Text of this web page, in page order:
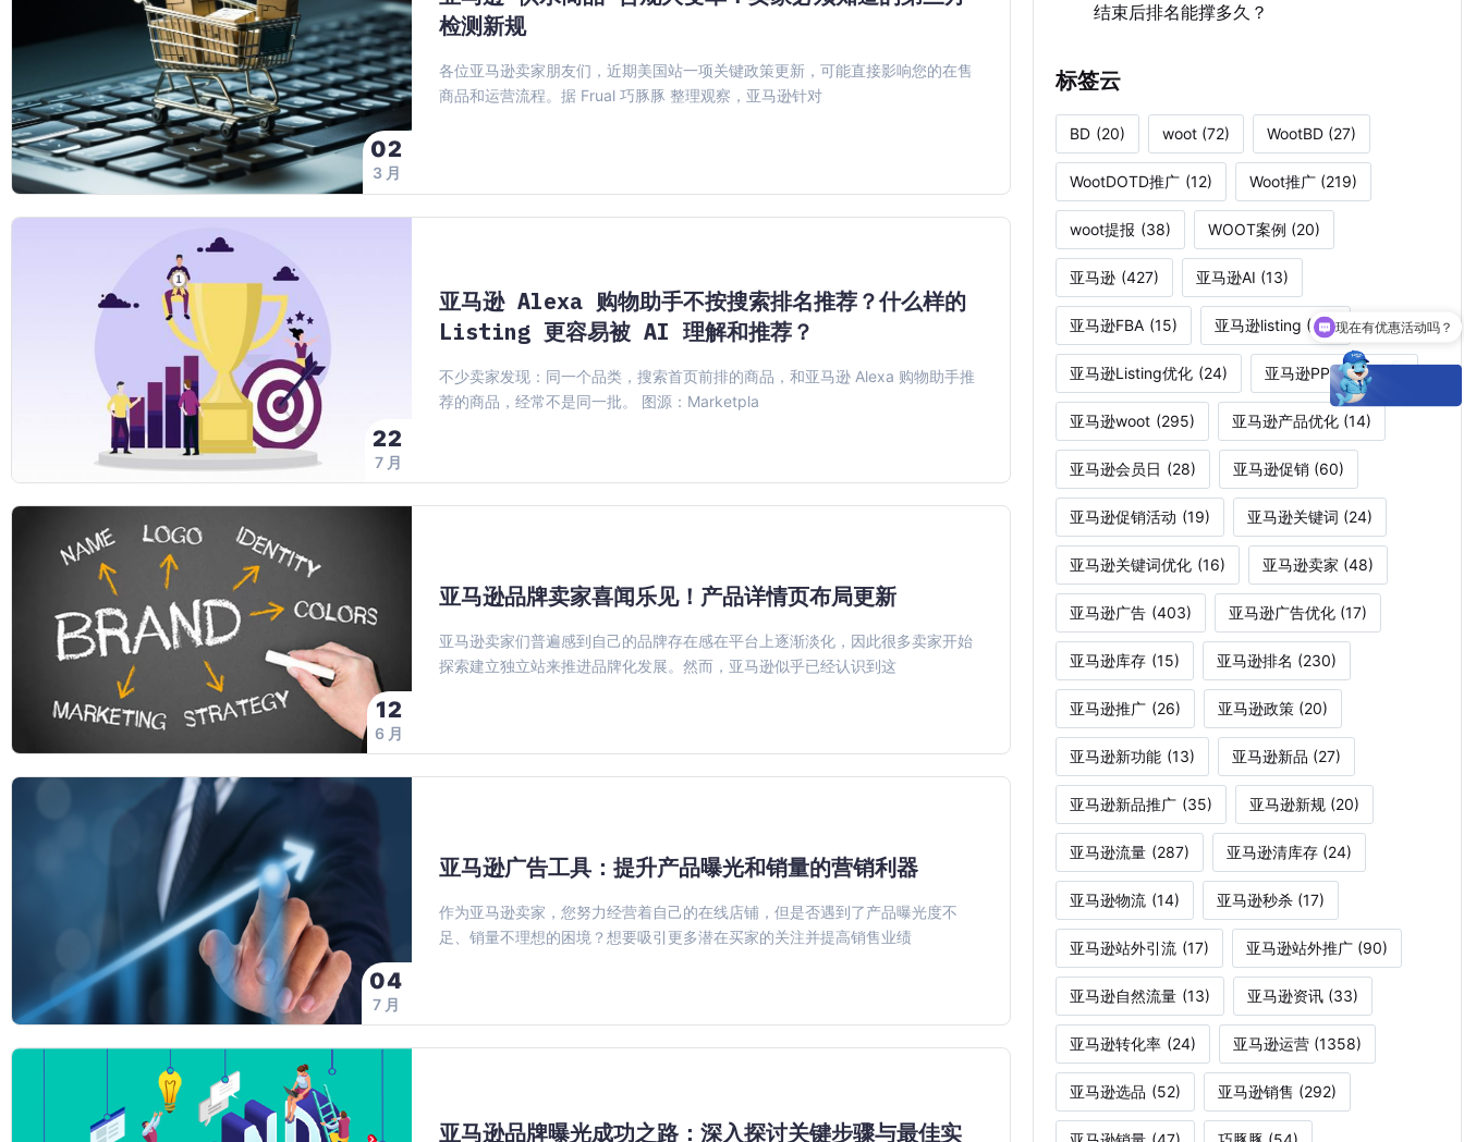
02
3 月
检测新规
各位亚马逊卖家朋友们，近期美国站一项关键政策更新，可能直接影响您的在售
商品和运营流程。据 Frual 巧豚豚 整理观察，亚马逊针对
22
7 月
亚马逊 Alexa 购物助手不按搜索排名推荐？什么样的
Listing 更容易被 AI 理解和推荐？
不少卖家发现：同一个品类，搜索首页前排的商品，和亚马逊 Alexa 购物助手推
荐的商品，经常不是同一批。 图源：Marketpla
12
6 月
亚马逊品牌卖家喜闻乐见！产品详情页布局更新
亚马逊卖家们普遍感到自己的品牌存在感在平台上逐渐淡化，因此很多卖家开始
探索建立独立站来推进品牌化发展。然而，亚马逊似乎已经认识到这
04
7 月
亚马逊广告工具：提升产品曝光和销量的营销利器
作为亚马逊卖家，您努力经营着自己的在线店铺，但是否遇到了产品曝光度不
足、销量不理想的困境？想要吸引更多潜在买家的关注并提高销售业绩
亚马逊品牌曝光成功之路：深入探讨关键步骤与最佳实
结束后排名能撑多久？
标签云
BD (20) woot (72) WootBD (27)
WootDOTD推广 (12) Woot推广 (219)
woot提报 (38) WOOT案例 (20)
亚马逊 (427) 亚马逊AI (13)
亚马逊FBA (15) 亚马逊listing (36)
亚马逊Listing优化 (24) 亚马逊PPC广告
亚马逊woot (295) 亚马逊产品优化 (14)
亚马逊会员日 (28) 亚马逊促销 (60)
亚马逊促销活动 (19) 亚马逊关键词 (24)
亚马逊关键词优化 (16) 亚马逊卖家 (48)
亚马逊广告 (403) 亚马逊广告优化 (17)
亚马逊库存 (15) 亚马逊排名 (230)
亚马逊推广 (26) 亚马逊政策 (20)
亚马逊新功能 (13) 亚马逊新品 (27)
亚马逊新品推广 (35) 亚马逊新规 (20)
亚马逊流量 (287) 亚马逊清库存 (24)
亚马逊物流 (14) 亚马逊秒杀 (17)
亚马逊站外引流 (17) 亚马逊站外推广 (90)
亚马逊自然流量 (13) 亚马逊资讯 (33)
亚马逊转化率 (24) 亚马逊运营 (1358)
亚马逊选品 (52) 亚马逊销售 (292)
Woot能为卖家解决什么痛点？
现在有优惠活动吗？